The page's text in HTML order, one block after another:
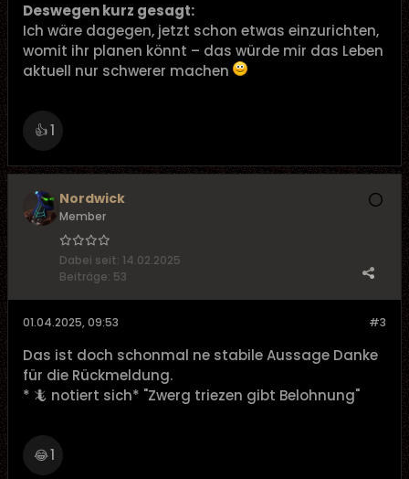
Deswegen kurz gesagt:
Ich wäre dagegen, jetzt schon etwas einzurichten,
womit ihr planen könnt – das würde mir das Leben
aktuell nur schwerer machen
👍1
Nordwick
Member
Dabei seit: 14.02.2025
Beiträge: 53
#3
01.04.2025, 09:53
Das ist doch schonmal ne stabile Aussage Danke
für die Rückmeldung.
* 🦎 notiert sich* "Zwerg triezen gibt Belohnung"
😂1